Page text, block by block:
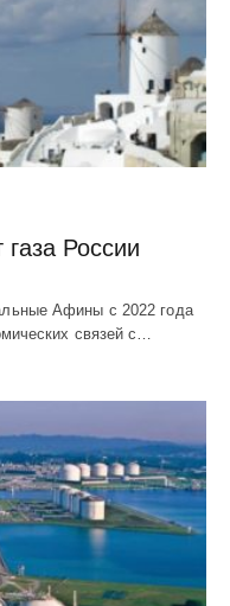
России
Афины с 2022 года
связей с…